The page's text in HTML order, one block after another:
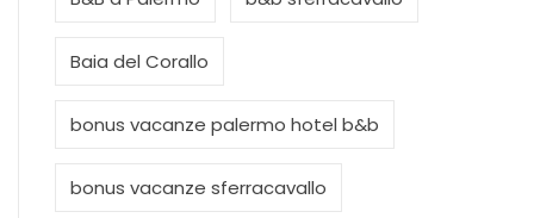
Baia del Corallo
bonus vacanze palermo hotel b&b
bonus vacanze sferracavallo